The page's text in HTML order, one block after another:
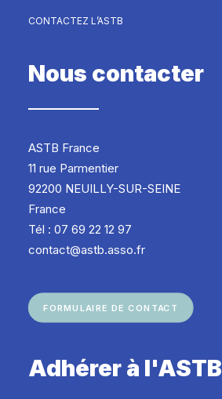
CONTACTEZ L’ASTB
Nous contacter
ASTB France
11 rue Parmentier
92200 NEUILLY-SUR-SEINE
France
Tél : 07 69 22 12 97
contact@astb.asso.fr
FORMULAIRE DE CONTACT
Adhérer à l'ASTB